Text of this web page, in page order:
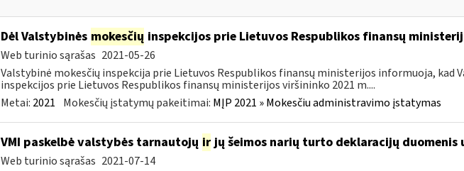
Dėl Valstybinės mokesčių inspekcijos prie Lietuvos Respublikos finansų
Web turinio sąrašas 2021-05-26
Valstybinė mokesčių inspekcija prie Lietuvos Respublikos finansų ministerijos informuoja, kad
inspekcijos prie Lietuvos Respublikos finansų ministerijos viršininko 2021 m....
Metai: 2021 Mokesčių įstatymų pakeitimai: MĮP 2021 » Mokesčiu administravimo įstatymas
VMI paskelbė valstybės tarnautojų irjų šeimos narių turto deklaracijų duomenis
Web turinio sąrašas 2021-07-14